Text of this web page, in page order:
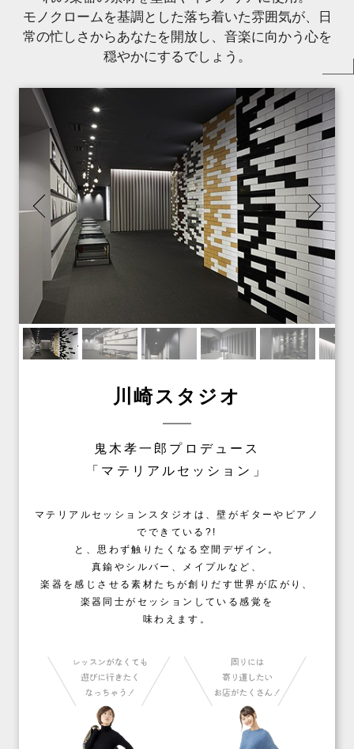
モノクロームを基調とした落ち着いた雰囲気が、日
常の忙しさからあなたを開放し、音楽に向かう心を
穏やかにするでしょう。
川崎スタジオ
鬼木孝一郎プロデュース
「マテリアルセッション」
マテリアルセッションスタジオは、壁がギターやピアノ
でできている?!
と、思わず触りたくなる空間デザイン。
真鍮やシルバー、メイプルなど、
楽器を感じさせる素材たちが創りだす世界が広がり、
楽器同士がセッションしている感覚を
味わえます。